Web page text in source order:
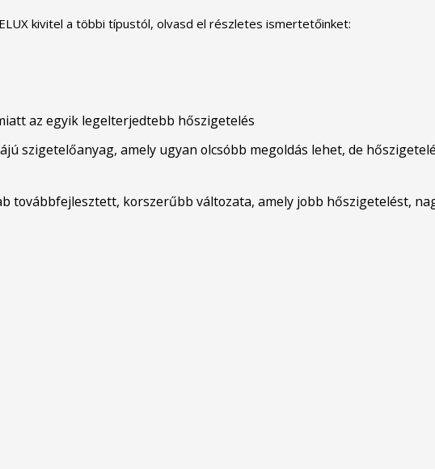
kivitel a többi típustól, olvasd el részletes ismertetőinket:
az egyik legelterjedtebb hőszigetelés
szigetelőanyag, amely ugyan olcsóbb megoldás lehet, de
továbbfejlesztett, korszerűbb változata, amely jobb hőszigetelést,